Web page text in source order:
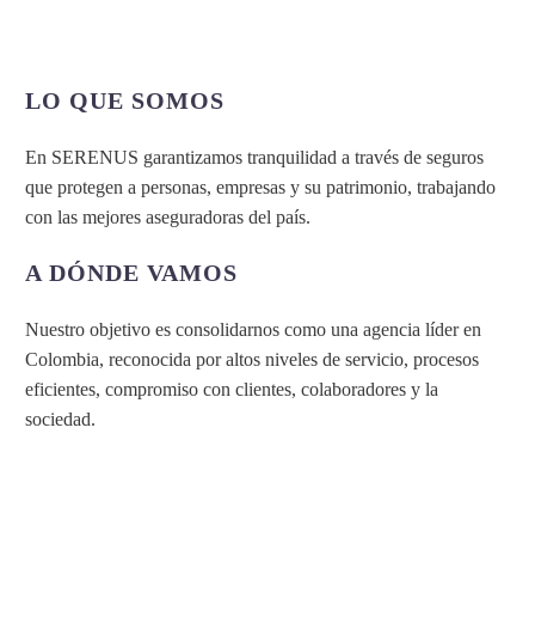
LO QUE SOMOS
En SERENUS garantizamos tranquilidad a través de seguros
que protegen a personas, empresas y su patrimonio, trabajando
con las mejores aseguradoras del país.
A DÓNDE VAMOS
Nuestro objetivo es consolidarnos como una agencia líder en
Colombia, reconocida por altos niveles de servicio, procesos
eficientes, compromiso con clientes, colaboradores y la
sociedad.